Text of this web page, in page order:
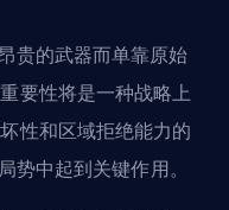
贵的武器而单靠原始
要性将是一种战略上
性和区域拒绝能力的
中起到关键作用。